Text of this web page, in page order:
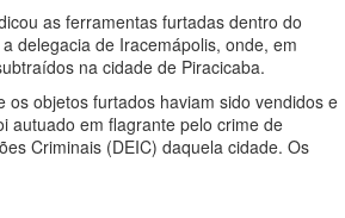
as ferramentas furtadas dentro do
delegacia de Iracemápolis, onde, em
na cidade de Piracicaba.
os objetos furtados haviam sido vendidos e
autuado em flagrante pelo crime de
Criminais (DEIC) daquela cidade. Os